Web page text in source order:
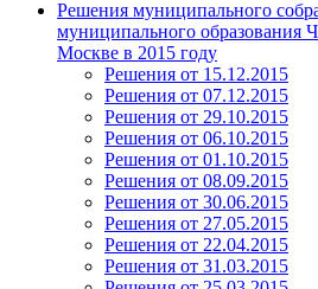
Решения муниципального
муниципального образования
Москве в 2015 году
Решения от 15.12.2015
Решения от 07.12.2015
Решения от 29.10.2015
Решения от 06.10.2015
Решения от 01.10.2015
Решения от 08.09.2015
Решения от 30.06.2015
Решения от 27.05.2015
Решения от 22.04.2015
Решения от 31.03.2015